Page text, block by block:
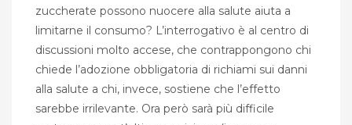
zuccherate possono nuocere alla salute aiuta a
limitarne il consumo? L’interrogativo è al centro di
discussioni molto accese, che contrappongono chi
chiede l’adozione obbligatoria di richiami sui danni
alla salute a chi, invece, sostiene che l’effetto
sarebbe irrilevante. Ora però sarà più difficile